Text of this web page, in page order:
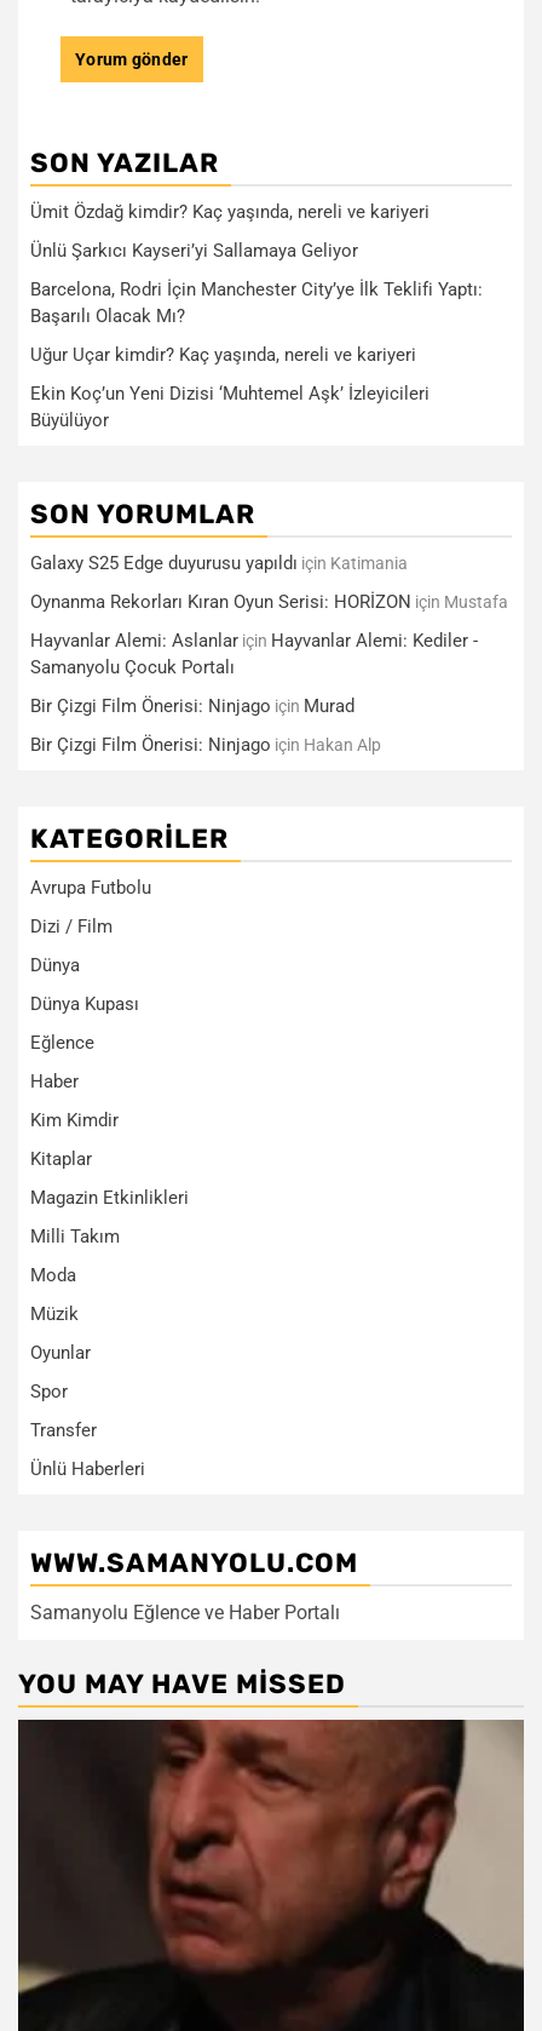
SON YAZILAR
Ümit Özdağ kimdir? Kaç yaşında, nereli ve kariyeri
Ünlü Şarkıcı Kayseri’yi Sallamaya Geliyor
Barcelona, Rodri İçin Manchester City’ye İlk Teklifi Yaptı:
Başarılı Olacak Mı?
Uğur Uçar kimdir? Kaç yaşında, nereli ve kariyeri
Ekin Koç’un Yeni Dizisi ‘Muhtemel Aşk’ İzleyicileri
Büyülüyor
SON YORUMLAR
Galaxy S25 Edge duyurusu yapıldı için Katimania
Oynanma Rekorları Kıran Oyun Serisi: HORİZON için Mustafa
Hayvanlar Alemi: Aslanlar için Hayvanlar Alemi: Kediler -
Samanyolu Çocuk Portalı
Bir Çizgi Film Önerisi: Ninjago için Murad
Bir Çizgi Film Önerisi: Ninjago için Hakan Alp
KATEGORILER
Avrupa Futbolu
Dizi / Film
Dünya
Dünya Kupası
Eğlence
Haber
Kim Kimdir
Kitaplar
Magazin Etkinlikleri
Milli Takım
Moda
Müzik
Oyunlar
Spor
Transfer
Ünlü Haberleri
WWW.SAMANYOLU.COM
Samanyolu Eğlence ve Haber Portalı
YOU MAY HAVE MISSED